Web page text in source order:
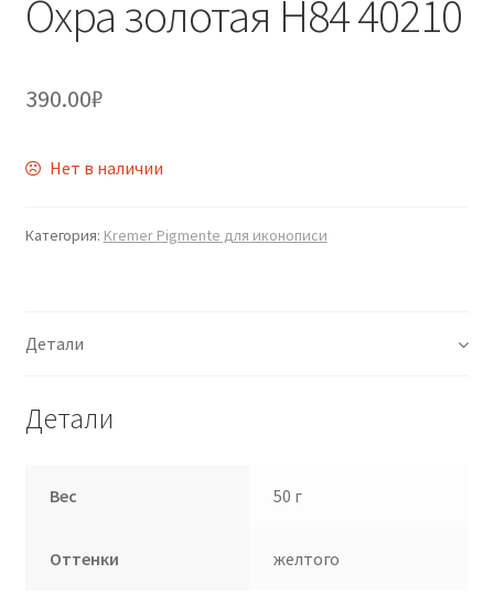
Охра золотая Н84 40210
390.00₽
Нет в наличии
Категория: Kremer Pigmente для иконописи
Детали
Детали
Вес 50 г
Оттенки желтого